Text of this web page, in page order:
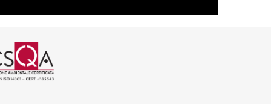
rilasciata da CSQA
rilasciata da CSQA
ISO 45001 rilasciata da
certificazione ISO 14001